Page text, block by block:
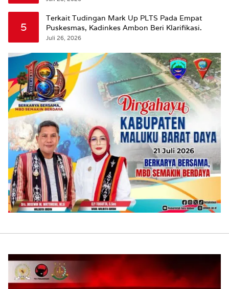
5
Terkait Tudingan Mark Up PLTS Pada Empat
Puskesmas, Kadinkes Ambon Beri Klarifikasi.
Juli 26, 2026